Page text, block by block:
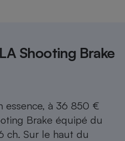
Shooting Brake
essence, à 36 850 €
Brake équipé du
ch. Sur le haut du